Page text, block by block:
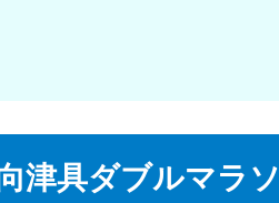
津具ダブルマラソ